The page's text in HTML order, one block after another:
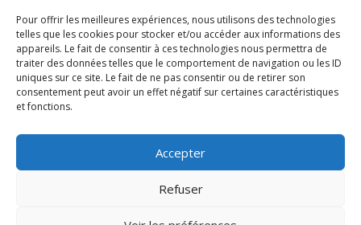
Pour offrir les meilleures expériences, nous utilisons des technologies
telles que les cookies pour stocker et/ou accéder aux informations des
appareils. Le fait de consentir à ces technologies nous permettra de
traiter des données telles que le comportement de navigation ou les ID
uniques sur ce site. Le fait de ne pas consentir ou de retirer son
consentement peut avoir un effet négatif sur certaines caractéristiques
et fonctions.
Accepter
Refuser